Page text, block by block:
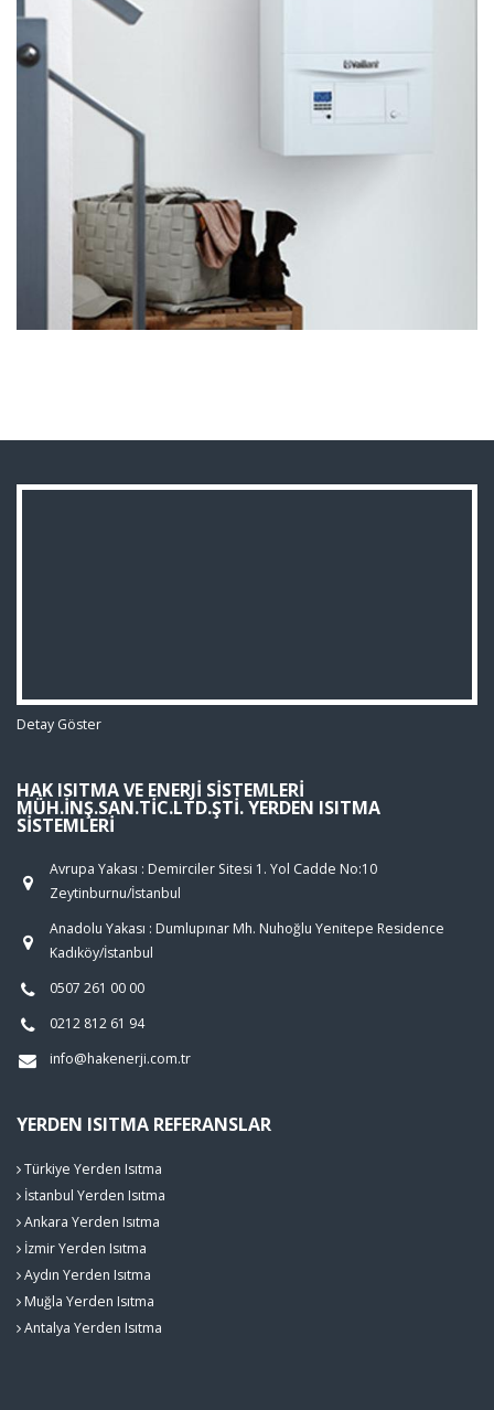
Detay Göster
HAK ISITMA VE ENERJI SISTEMLERI
MÜH.İNŞ.SAN.TIC.LTD.ŞTI. YERDEN ISITMA
SISTEMLERI
Avrupa Yakası : Demirciler Sitesi 1. Yol Cadde No:10
Zeytinburnu/İstanbul
Anadolu Yakası : Dumlupınar Mh. Nuhoğlu Yenitepe Residence
Kadıköy/İstanbul
0507 261 00 00
0212 812 61 94
info@hakenerji.com.tr
YERDEN ISITMA REFERANSLAR
Türkiye Yerden Isıtma
İstanbul Yerden Isıtma
Ankara Yerden Isıtma
İzmir Yerden Isıtma
Aydın Yerden Isıtma
Muğla Yerden Isıtma
Antalya Yerden Isıtma